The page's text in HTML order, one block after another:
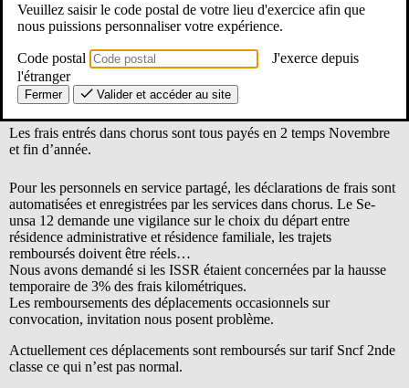
plus resserré.
Nous étions intervenus il y a 3 ans pour faire évoluer les enveloppes
données aux circonscriptions pour les personnels itinérants. Cette
demande a été entendue au niveau des académies, et un relèvement
a bien eu lieu.
Les frais entrés dans chorus sont tous payés en 2 temps Novembre
et fin d’année.
Pour les personnels en service partagé, les déclarations de frais sont
automatisées et enregistrées par les services dans chorus. Le Se-
unsa 12 demande une vigilance sur le choix du départ entre
résidence administrative et résidence familiale, les trajets
remboursés doivent être réels…
Nous avons demandé si les ISSR étaient concernées par la hausse
temporaire de 3% des frais kilométriques.
Les remboursements des déplacements occasionnels sur
convocation, invitation nous posent problème.
Actuellement ces déplacements sont remboursés sur tarif Sncf 2nde
classe ce qui n’est pas normal.
Veuillez saisir le code postal de votre lieu d'exercice afin que
nous puissions personnaliser votre expérience.
Code postal
J'exerce depuis
l'étranger
Fermer Valider et accéder au site